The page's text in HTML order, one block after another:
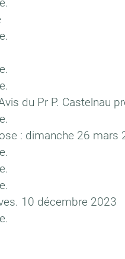
du Pr P. Castelnau
: dimanche 26 mars
10 décembre 2023